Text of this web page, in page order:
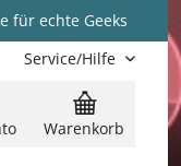
für echte Geeks
Service/Hilfe
Warenkorb